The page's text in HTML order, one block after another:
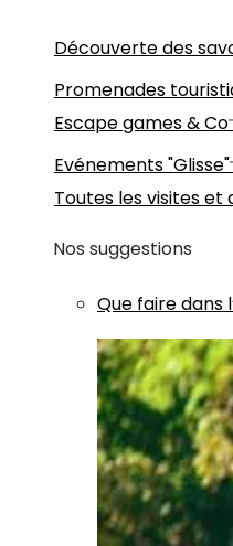
Découverte des
Promenades
Escape games & Co
Evénements "Glisse"
Toutes les visites et
Nos suggestions
Que faire dans